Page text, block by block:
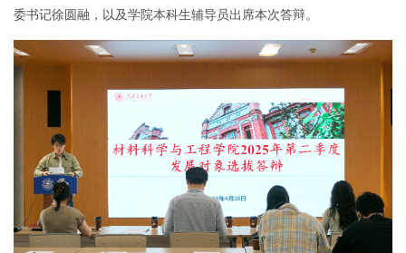
委书记徐圆融，以及学院本科生辅导员出席本次答辩。